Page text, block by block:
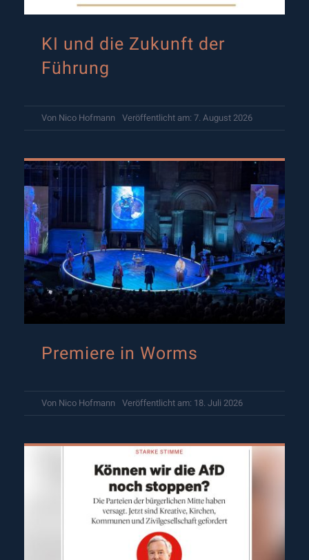
KI und die Zukunft der
Führung
Von Nico Hofmann Veröffentlicht am: 7. August 2026
Premiere in Worms
Von Nico Hofmann Veröffentlicht am: 18. Juli 2026